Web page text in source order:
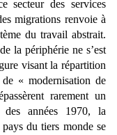
secteur des services
migrations renvoie à
du travail abstrait.
la périphérie ne s’est
visant la répartition
« modernisation de
rarement un
des années 1970, la
du tiers monde se